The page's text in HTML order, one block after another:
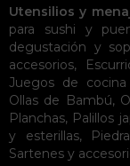
Utensilios y
para sushi y
degustación y
accesorios,
Juegos de cocina
Ollas de Bambú,
Planchas, Palillos
y esterillas,
Sartenes y